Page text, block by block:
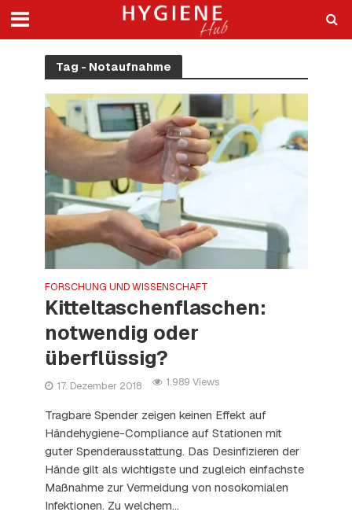
Tag - Notaufnahme
FORSCHUNG UND WISSENSCHAFT
Kitteltaschenflaschen:
notwendig oder
überflüssig?
17. Dezember 2018 1.989 Views
Tragbare Spender zeigen keinen Effekt auf
Händehygiene-Compliance auf Stationen mit
guter Spenderausstattung. Das Desinfizieren der
Hände gilt als wichtigste und zugleich einfachste
Maßnahme zur Vermeidung von nosokomialen
Infektionen. Zu welchem...